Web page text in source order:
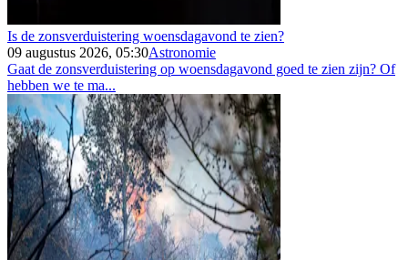
Is de zonsverduistering woensdagavond te zien?
09 augustus 2026, 05:30Astronomie
Gaat de zonsverduistering op woensdagavond goed te zien zijn? Of
hebben we te ma...